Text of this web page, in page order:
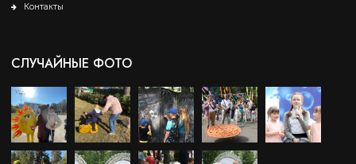
Контакты
СЛУЧАЙНЫЕ ФОТО